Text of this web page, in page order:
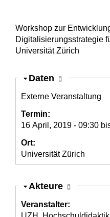
Workshop zur
Digitalisierungsstrategie
Universität Zürich
Ausblenden
Daten
Externe Veranstaltung
Termin:
16 April, 2019 - 09:30
Ort:
Universität Zürich
Ausblenden
Akteure
Veranstalter: